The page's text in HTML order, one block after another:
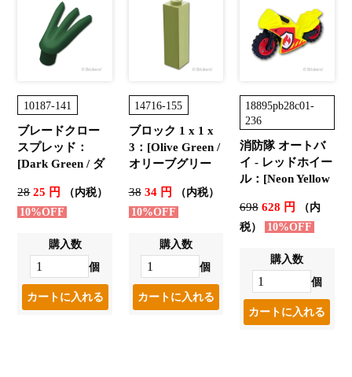
10187-141
ブレードクロー
スプレッド：
[Dark Green / ダ
2825 円
（内税）
10%OFF
購入数
個
14716-155
ブロック 1 x 1 x
3：[Olive Green /
オリーブグリー
3834 円
（内税）
10%OFF
購入数
個
18895pb28c01-
236
消防隊 オートバ
イ - レッドホイー
ル：[Neon Yellow
698628 円
（内
税）
10%OFF
購入数
個